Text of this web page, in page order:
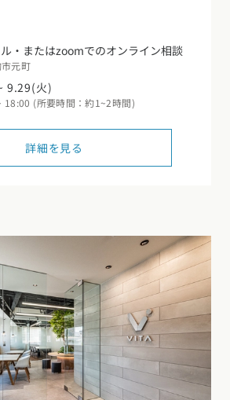
・またはzoomでのオンライン相談
元町
9.29(火)
18:00 (所要時間：約1~2時間)
詳細を見る